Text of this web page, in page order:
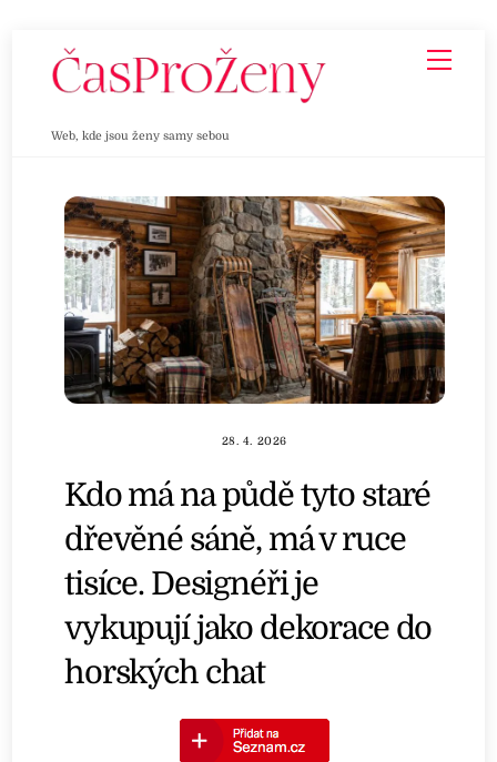
Web, kde jsou ženy samy sebou
28. 4. 2026
Kdo má na půdě tyto staré
dřevěné sáně, má v ruce
tisíce. Designéři je
vykupují jako dekorace do
horských chat